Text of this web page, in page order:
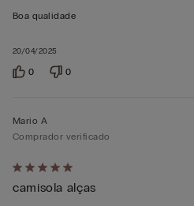
em
20/04/2025
Boa qualidade
0 0
Atribuiu
5
Mario A
Comprador verificado
camisola alças